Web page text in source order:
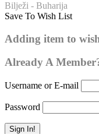
Buharija –
Bilježi - Buharija
Save To Wish List
Adding item to
Already A
Username or E-mail
Password